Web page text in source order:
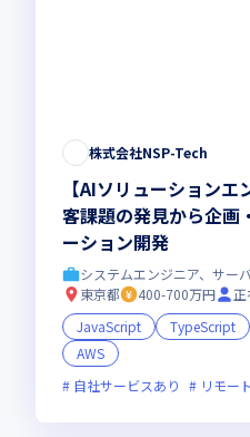
株式会社NSP-Tech
【AIソリューション
客課題の発見から企画
ーション開発
システムエンジニア、サー
東京都
400-700万円
JavaScript
TypeScript
AWS
自社サービスあり
リモー